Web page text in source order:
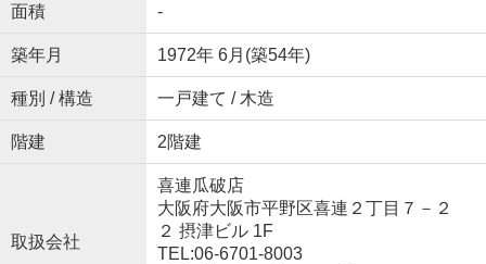
面積 -
築年月 1972年 6月(築54年)
種別 / 構造 一戸建て / 木造
階建 2階建
取扱会社
喜連瓜破店
大阪府大阪市平野区喜連２丁目７－２
２ 摂津ビル 1F
TEL:06-6701-8003